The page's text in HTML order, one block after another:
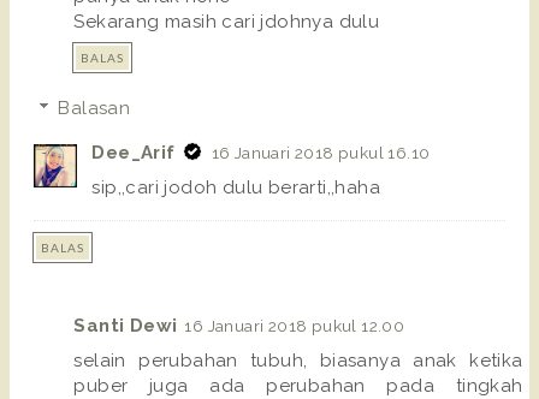
Sekarang masih cari jdohnya dulu
BALAS
Balasan
Dee_Arif 16 Januari 2018 pukul 16.10
sip,,cari jodoh dulu berarti,,haha
BALAS
Santi Dewi 16 Januari 2018 pukul 12.00
selain perubahan tubuh, biasanya anak ketika
puber juga ada perubahan pada tingkah